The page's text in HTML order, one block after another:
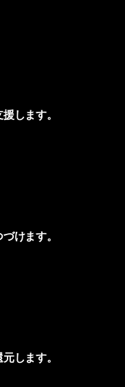
します。
けます。
します。